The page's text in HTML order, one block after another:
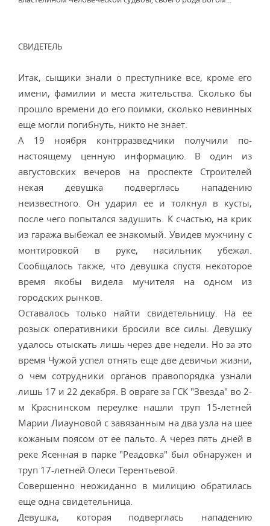
СВИДЕТЕЛЬ
Итак, сыщики знали о преступнике все, кроме его
имени, фамилии и места жительства. Сколько бы
прошло времени до его поимки, сколько невинных
еще могли погибнуть, никто не знает.
А 19 ноября контрразведчики получили по-
настоящему ценную информацию. В один из
августовских вечеров на проспекте Строителей
некая девушка подверглась нападению
неизвестного. Он ударил ее и толкнул в кусты,
после чего попытался задушить. К счастью, на крик
из гаража выбежал ее знакомый. Увидев мужчину с
монтировкой в руке, насильник убежал.
Сообщалось также, что девушка спустя некоторое
время якобы видела мучителя на одном из
городских рынков.
Оставалось только найти свидетельницу. На ее
розыск оперативники бросили все силы. Девушку
удалось отыскать лишь через две недели. Но за это
время Чужой успел отнять еще две девичьи жизни,
о чем сотрудники органов правопорядка узнали
лишь 17 и 22 декабря. В овраге за ГСК "Звезда" во 2-
м Краснинском переулке нашли труп 15-летней
Марии Лиауновой с завязанным на два узла на шее
кожаным поясом от ее пальто. А через пять дней в
реке Ясенная в парке "Реадовка" был обнаружен и
труп 17-летней Олеси Терентьевой.
Совершенно неожиданно в милицию обратилась
еще одна свидетельница.
Девушка, которая подверглась нападению